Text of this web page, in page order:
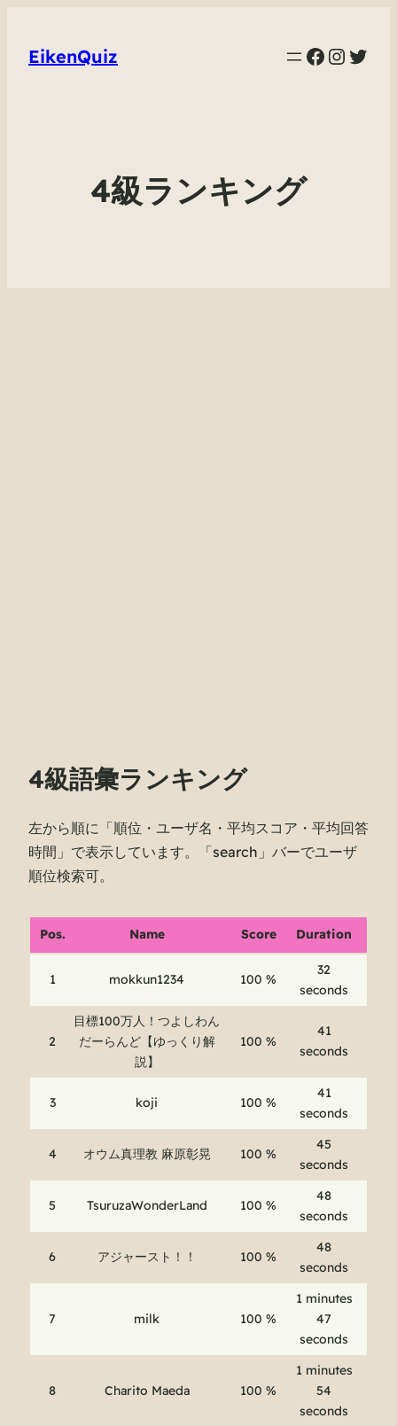
EikenQuiz
4級ランキング
4級語彙ランキング
左から順に「順位・ユーザ名・平均スコア・平均回答
時間」で表示しています。「search」バーでユーザ
順位検索可。
Pos. Name Score Duration
1 mokkun1234 100 %
32
seconds
2
目標100万人！つよしわん
だーらんど【ゆっくり解
説】
100 %
41
seconds
3 koji 100 %
41
seconds
4 オウム真理教 麻原彰晃 100 %
45
seconds
5 TsuruzaWonderLand 100 %
48
seconds
6 アジャースト！！ 100 %
48
seconds
7 milk 100 %
1 minutes
47
seconds
8 Charito Maeda 100 %
1 minutes
54
seconds